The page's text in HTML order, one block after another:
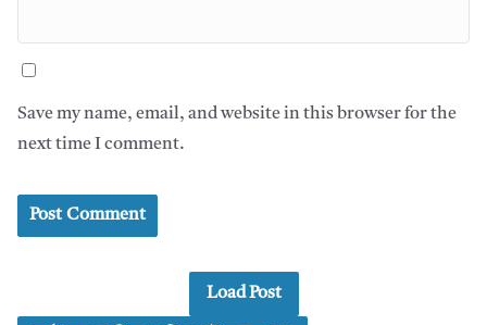
Save my name, email, and website in this browser for the
next time I comment.
Load Post